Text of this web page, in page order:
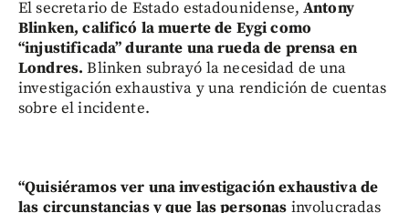
El secretario de Estado estadounidense, Antony
Blinken, calificó la muerte de Eygi como
“injustificada” durante una rueda de prensa en
Londres. Blinken subrayó la necesidad de una
investigación exhaustiva y una rendición de cuentas
sobre el incidente.
“Quisiéramos ver una investigación exhaustiva de
las circunstancias y que las personas involucradas